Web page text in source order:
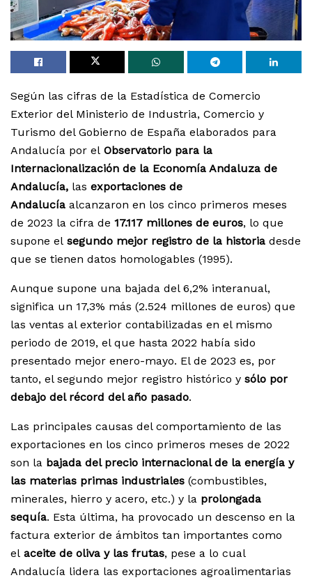
Según las cifras de la Estadística de Comercio
Exterior del Ministerio de Industria, Comercio y
Turismo del Gobierno de España elaborados para
Andalucía por el Observatorio para la
Internacionalización de la Economía Andaluza de
Andalucía, las exportaciones de
Andalucía alcanzaron en los cinco primeros meses
de 2023 la cifra de 17.117 millones de euros, lo que
supone el segundo mejor registro de la historia desde
que se tienen datos homologables (1995).
Aunque supone una bajada del 6,2% interanual,
significa un 17,3% más (2.524 millones de euros) que
las ventas al exterior contabilizadas en el mismo
periodo de 2019, el que hasta 2022 había sido
presentado mejor enero-mayo. El de 2023 es, por
tanto, el segundo mejor registro histórico y sólo por
debajo del récord del año pasado.
Las principales causas del comportamiento de las
exportaciones en los cinco primeros meses de 2022
son la bajada del precio internacional de la energía y
las materias primas industriales (combustibles,
minerales, hierro y acero, etc.) y la prolongada
sequía. Esta última, ha provocado un descenso en la
factura exterior de ámbitos tan importantes como
el aceite de oliva y las frutas, pese a lo cual
Andalucía lidera las exportaciones agroalimentarias